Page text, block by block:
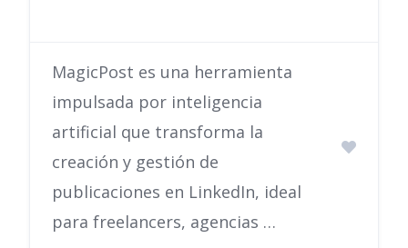
MagicPost es una herramienta
impulsada por inteligencia
artificial que transforma la
creación y gestión de
publicaciones en LinkedIn, ideal
para freelancers, agencias …